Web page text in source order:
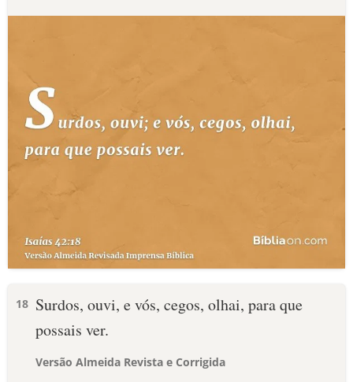
18 Surdos, ouvi, e vós, cegos, olhai, para que
possais ver.
Versão Almeida Revista e Corrigida